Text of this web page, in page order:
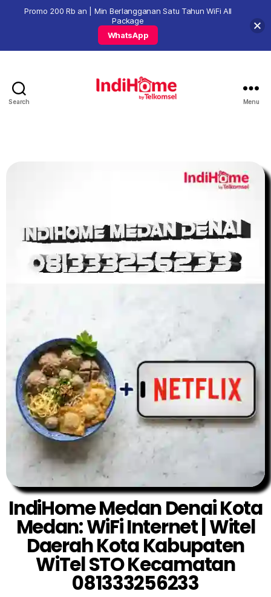
Search Menu
IndiHome Medan Denai Kota
Medan: WiFi Internet | Witel
Daerah Kota Kabupaten
WiTel STO Kecamatan
081333256233
Promo 200 Rb an | Min Berlangganan Satu Tahun WiFi All
Package
WhatsApp